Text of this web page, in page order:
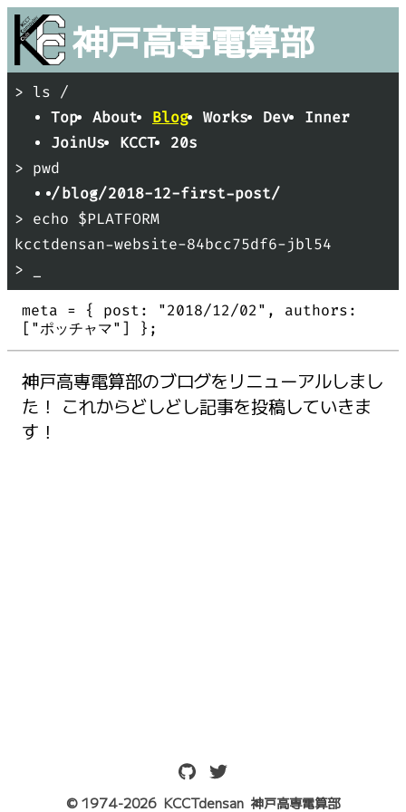
神戸高専電算部
> ls /
Top
About Blog Works Dev
Inner
JoinUs
KCCT
20s
> pwd
/ blog/2018-12-first-post/
> echo $PLATFORM
kcctdensan-website-84bcc75df6-jbl54
> _
meta = { post: "2018/12/02 "
authors:
[ "ポッチャマ" ] };
神戸高専電算部のブログをリニューアルしまし
た！ これからどしどし記事を投稿していきま
す！
© 1974-2026 KCCTdensan 神戸高専電算部